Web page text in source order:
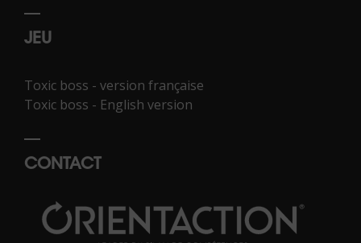
JEU
Toxic boss - version française
Toxic boss - English version
CONTACT